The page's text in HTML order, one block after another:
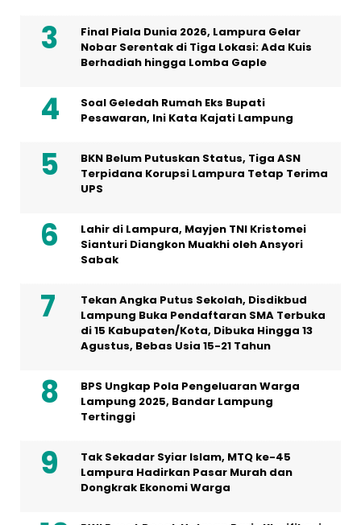
Final Piala Dunia 2026, Lampura Gelar
Nobar Serentak di Tiga Lokasi: Ada Kuis
Berhadiah hingga Lomba Gaple
Soal Geledah Rumah Eks Bupati
Pesawaran, Ini Kata Kajati Lampung
BKN Belum Putuskan Status, Tiga ASN
Terpidana Korupsi Lampura Tetap Terima
UPS
Lahir di Lampura, Mayjen TNI Kristomei
Sianturi Diangkon Muakhi oleh Ansyori
Sabak
Tekan Angka Putus Sekolah, Disdikbud
Lampung Buka Pendaftaran SMA Terbuka
di 15 Kabupaten/Kota, Dibuka Hingga 13
Agustus, Bebas Usia 15-21 Tahun
BPS Ungkap Pola Pengeluaran Warga
Lampung 2025, Bandar Lampung
Tertinggi
Tak Sekadar Syiar Islam, MTQ ke-45
Lampura Hadirkan Pasar Murah dan
Dongkrak Ekonomi Warga